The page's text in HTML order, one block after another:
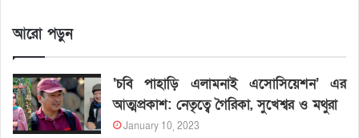
আরো পড়ুন
‘চবি পাহাড়ি এলামনাই এসোসিয়েশন’ এর
আত্মপ্রকাশ: নেতৃত্বে গৈরিকা, সুখেশ্বর ও মথুরা
January 10, 2023